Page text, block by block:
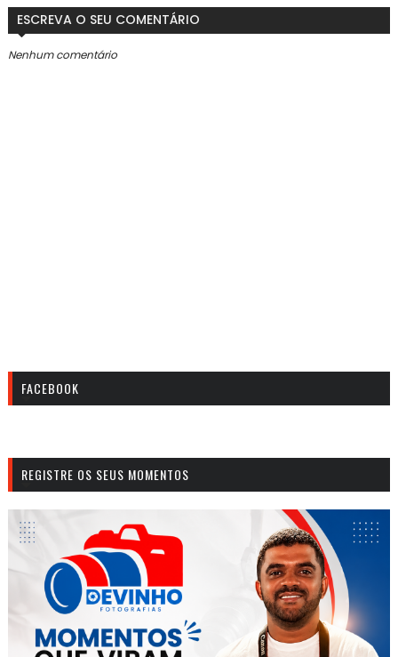
ESCREVA O SEU COMENTÁRIO
Nenhum comentário
FACEBOOK
REGISTRE OS SEUS MOMENTOS